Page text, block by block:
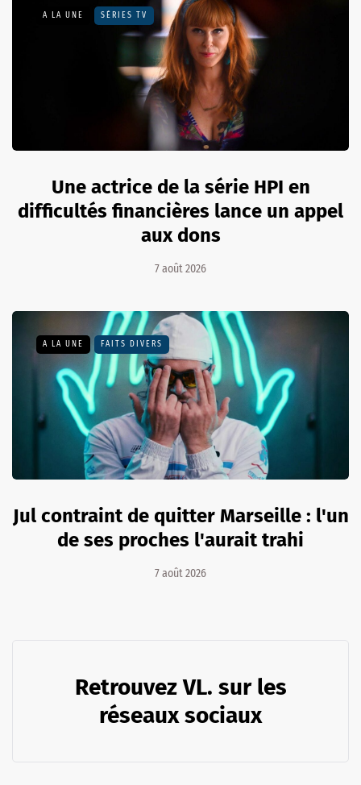
A LA UNE SÉRIES TV
Une actrice de la série HPI en
difficultés financières lance un appel
aux dons
7 août 2026
A LA UNE FAITS DIVERS
Jul contraint de quitter Marseille : l'un
de ses proches l'aurait trahi
7 août 2026
Retrouvez VL. sur les
réseaux sociaux